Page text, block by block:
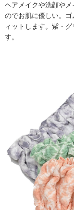
ヘアメイクや洗顔や
のでお肌に優しい。
ィットします。紫・
す。